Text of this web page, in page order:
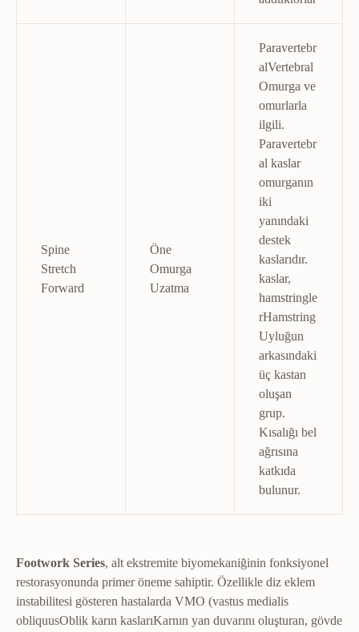
Spine
Stretch
Forward
Öne
Omurga
Uzatma
Paravertebr
alVertebral
Omurga ve
omurlarla
ilgili.
Paravertebr
al kaslar
omurganın
iki
yanındaki
destek
kaslarıdır.
kaslar,
hamstringle
rHamstring
Uyluğun
arkasındaki
üç kastan
oluşan
grup.
Kısalığı bel
ağrısına
katkıda
bulunur.
Footwork Series, alt ekstremite biyomekaniğinin fonksiyonel
restorasyonunda primer öneme sahiptir. Özellikle diz eklem
instabilitesi gösteren hastalarda VMO (vastus medialis
obliquusOblik karın kaslarıKarnın yan duvarını oluşturan, gövde